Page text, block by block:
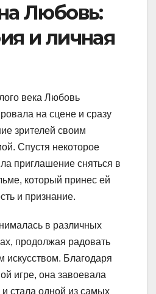
Любовь:
и личная
века Любовь
на сцене и сразу
зрителей своим
Спустя некоторое
приглашение сняться в
который принес ей
и признание.
в различных
продолжая радовать
искусством. Благодаря
игре, она завоевала
стала одной из самых